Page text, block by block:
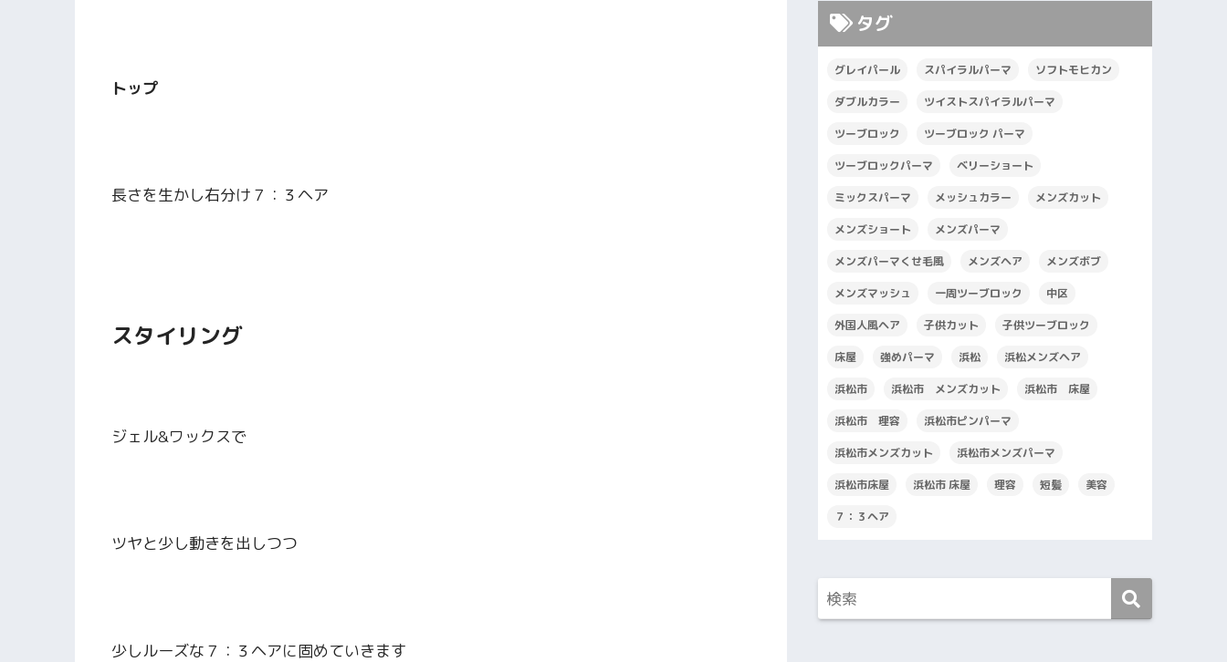
トップ
長さを生かし右分け７：３ヘア
スタイリング
ジェル&ワックスで
ツヤと少し動きを出しつつ
少しルーズな７：３ヘアに固めていきます
タグ
グレイパール スパイラルパーマ ソフトモヒカン
ダブルカラー ツイストスパイラルパーマ
ツーブロック ツーブロック パーマ
ツーブロックパーマ ベリーショート
ミックスパーマ メッシュカラー メンズカット
メンズショート メンズパーマ
メンズパーマくせ毛風 メンズヘア メンズボブ
メンズマッシュ 一周ツーブロック 中区
外国人風ヘア 子供カット 子供ツーブロック
床屋 強めパーマ 浜松 浜松メンズヘア
浜松市 浜松市 メンズカット 浜松市 床屋
浜松市 理容 浜松市ピンパーマ
浜松市メンズカット 浜松市メンズパーマ
浜松市床屋 浜松市 床屋 理容 短髪 美容
７：３ヘア